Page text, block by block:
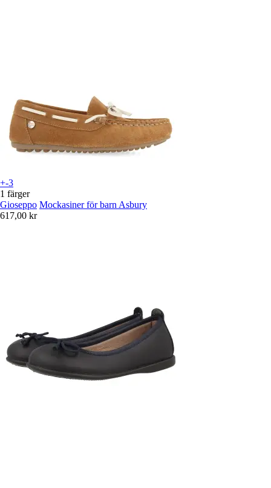
+-3
1 färger
Gioseppo Mockasiner för barn Asbury
617,00 kr